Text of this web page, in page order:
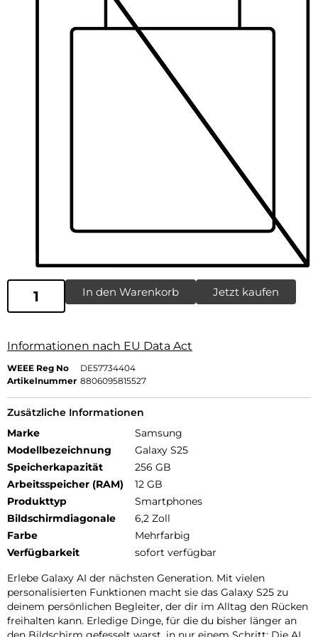
In den Warenkorb Jetzt kaufen
Informationen nach EU Data Act
WEEE Reg No
DE57734404
Artikelnummer 8806095815527
Zusätzliche Informationen
Marke
Samsung
Modellbezeichnung
Galaxy S25
Speicherkapazität
256 GB
Arbeitsspeicher (RAM)
12 GB
Produkttyp
Smartphones
Bildschirmdiagonale
6,2 Zoll
Farbe
Mehrfarbig
Verfügbarkeit
sofort verfügbar
Erlebe Galaxy AI der nächsten Generation. Mit vielen
personalisierten Funktionen macht sie das Galaxy S25 zu
deinem persönlichen Begleiter, der dir im Alltag den Rücken
freihalten kann. Erledige Dinge, für die du bisher länger an